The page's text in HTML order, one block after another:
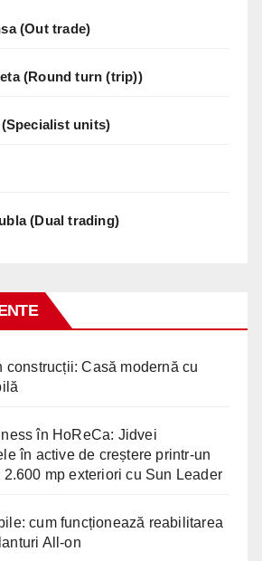
(Out trade)
(Round turn (trip))
units)
(Dual trading)
construcții: Casă modernă cu
în HoReCa: Jidvei
în active de creștere printr-un
mp exteriori cu Sun Leader
cum funcționează reabilitarea
All-on